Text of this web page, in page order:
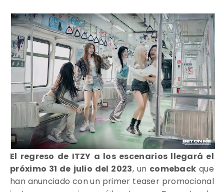
El regreso de ITZY a los escenarios llegará el
próximo 31 de julio del 2023, un comeback que
han anunciado con un primer teaser promocional